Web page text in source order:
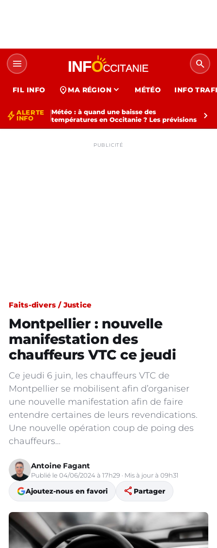
menu search
FIL INFO location_on MA RÉGION expand_more MÉTÉO INFO
bolt ALERTE
INFO
Météo : à quand une baisse des
températures en Occitanie ? Les prévisions
chevron_right
PUBLICITÉ
Faits-divers / Justice
Montpellier : nouvelle
manifestation des
chauffeurs VTC ce jeudi
Ce jeudi 6 juin, les chauffeurs VTC de
Montpellier se mobilisent afin d’organiser
une nouvelle manifestation afin de faire
entendre certaines de leurs revendications.
Une nouvelle opération coup de poing des
chauffeurs…
Antoine Fagant
Publié le 04/06/2024 à 17h29 · Mis à jour à 09h31
Ajoutez-nous en favori share Partager